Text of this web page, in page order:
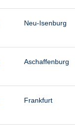
Neu-Isenburg
Aschaffenburg
Frankfurt